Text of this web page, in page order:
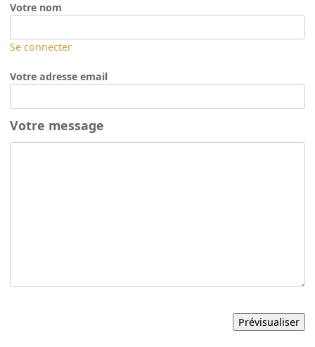
Votre nom
Se connecter
Votre adresse email
Votre message